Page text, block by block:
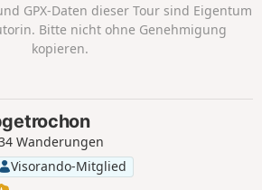
genießen.
GPX-Daten dieser Tour sind Eigentum
Bitte nicht ohne Genehmigung
kopieren.
Wanderungen
Visorando-Mitglied